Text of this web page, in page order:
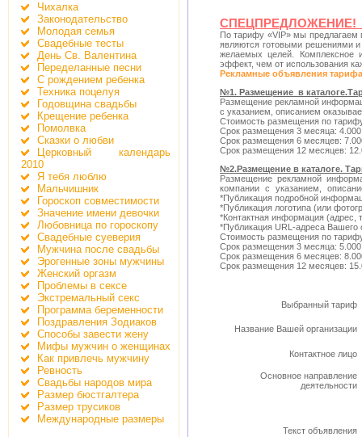
Чихалка
Законодательство
Молодая семья
Свадебные тесты
День Св. Валентина
Переделанные песни
С рождением ребенка
Техника поцелуя
Годовщина свадьбы
Крещение ребенка
Помолвка
Сказки о любви
Церковный календарь
2010
Я тебя люблю
Мальчишник
Гороскоп совместимости
Значение имени девочки
Любовница по гороскопу
Свадебные суеверия
Мужчина после свадьбы
Эрогенные зоны мужчины
Женский оргазм
Проблемы в сексе
Экстремальный секс
Программа беременности
Поздравления Зодиаков
Способы завести жену
Мифы мужчин о женщинах
Как привлечь мужчину
Ревность
Свадьбы народов мира
Размер бюстгалтера
Размер трусиков
Международные размеры
СПЕЦПРЕДЛОЖЕНИЕ!
По тарифу «VIP» мы предлагаем
являются готовыми решениями
желаемых целей. Комплексное
эффект, чем от использования
Рекламные объявления тарифа
№1. Размещение в
Размещение рекламной
с указанием, описанием
Стоимость размещения по
Срок размещения 3 месяца:
Срок размещения 6 месяцев:
Срок размещения 12 месяцев:
№2.Размещение в каталоге.
Размещение рекламной
компании с указанием,
*Публикация подробной
*Публикация логотипа (или
*Контактная информация (адрес,
*Публикация URL-адреса Вашего
Стоимость размещения по
Срок размещения 3 месяца:
Срок размещения 6 месяцев:
Срок размещения 12 месяцев:
Выбранный тариф
Название Вашей организации
Контактное лицо
Основное направление
деятельности
Текст объявления